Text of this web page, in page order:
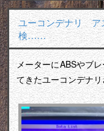
ユーコンデナリ
検……
メーターにABSやブ
てきたユーコンデナ